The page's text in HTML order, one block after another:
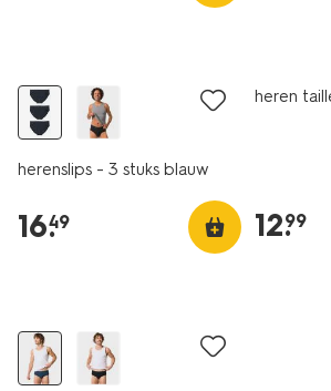
herenslips - 3 stuks blauw
16.
49
heren
12.
99